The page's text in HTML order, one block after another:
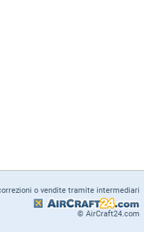
o vendite tramite intermediari
© AirCraft24.com